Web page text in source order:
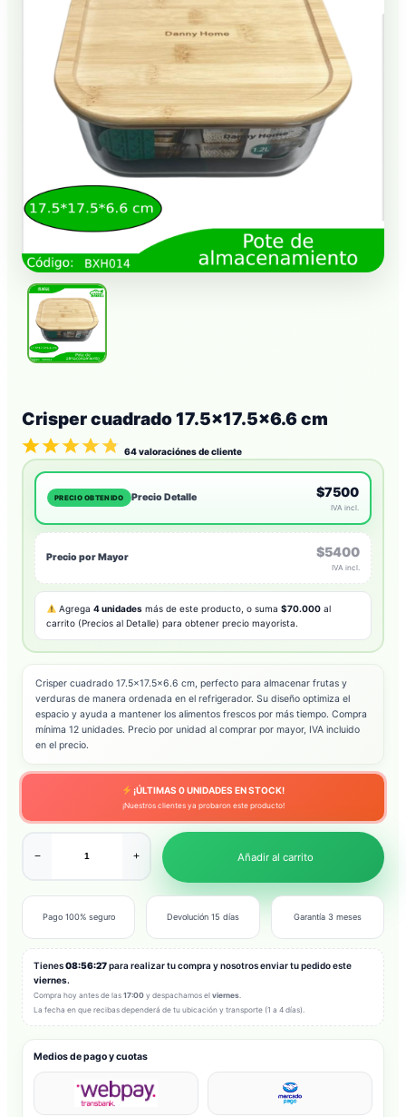
Crisper cuadrado 17.5×17.5×6.6 cm
64valoraciónes de cliente
PRECIO OBTENIDO Precio Detalle $7500
IVA incl.
Precio por Mayor $5400
IVA incl.
Agrega4 unidades más de este producto, o suma$70.000 al
carrito (Precios al Detalle) para obtener precio mayorista.
Crisper cuadrado 17.5×17.5×6.6 cm, perfecto para almacenar frutas y
verduras de manera ordenada en el refrigerador. Su diseño optimiza el
espacio y ayuda a mantener los alimentos frescos por más tiempo. Compra
mínima 12 unidades. Precio por unidad al comprar por mayor, IVA incluido
en el precio.
¡ÚLTIMAS0UNIDADES EN STOCK!
¡Nuestros clientes ya probaron este producto!
− + Añadir al carrito
Pago 100% seguro Devolución 15 días Garantía 3 meses
Tienes08:56:25para realizar tu compra y nosotros enviar tu pedido este
viernes.
Compra hoy antes de las 17:00 y despachamos el viernes
La fecha en que recibas dependerá de tu ubicación y transporte (1 a 4 días).
Medios de pago y cuotas